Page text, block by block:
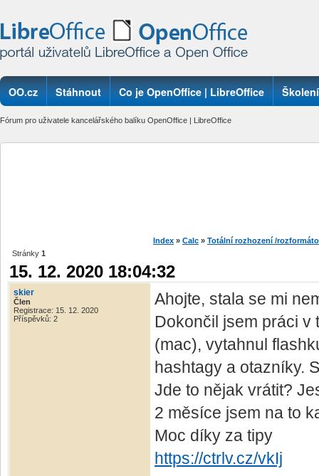
OO.cz Stáhnout Co je OpenOffice | LibreOffice Školení
Fórum pro uživatele kancelářského balíku OpenOffice | LibreOffice
Index » Calc » Totální rozhození /
Stránky 1
15. 12. 2020 18:04:32
skier
Člen
Registrace: 15. 12. 2020
Příspěvků: 2
Ahojte, stala se mi
Dokončil jsem práci v
(mac), vytahnul
hashtagy a otazníky.
Jde to nějak vrátit?
2 měsíce jsem na to
Moc díky za tipy
https://ctrlv.cz/vkIj